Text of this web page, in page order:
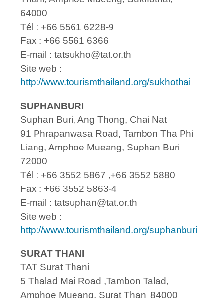
64000
Tél : +66 5561 6228-9
Fax : +66 5561 6366
E-mail : tatsukho@tat.or.th
Site web :
http://www.tourismthailand.org/sukhothai
SUPHANBURI
Suphan Buri, Ang Thong, Chai Nat
91 Phrapanwasa Road, Tambon Tha Phi
Liang, Amphoe Mueang, Suphan Buri
72000
Tél : +66 3552 5867 ,+66 3552 5880
Fax : +66 3552 5863-4
E-mail : tatsuphan@tat.or.th
Site web :
http://www.tourismthailand.org/suphanburi
SURAT THANI
TAT Surat Thani
5 Thalad Mai Road ,Tambon Talad,
Amphoe Mueang, Surat Thani 84000